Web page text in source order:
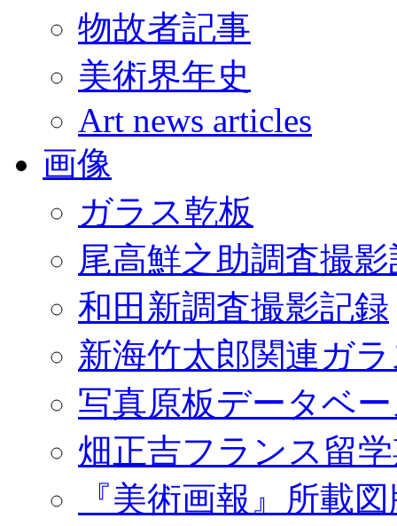
物故者記事
美術界年史
Art news articles
画像
ガラス乾板
尾高鮮之助調査撮
和田新調査撮影記録
新海竹太郎関連ガ
写真原板データベ
畑正吉フランス留
『美術画報』所載